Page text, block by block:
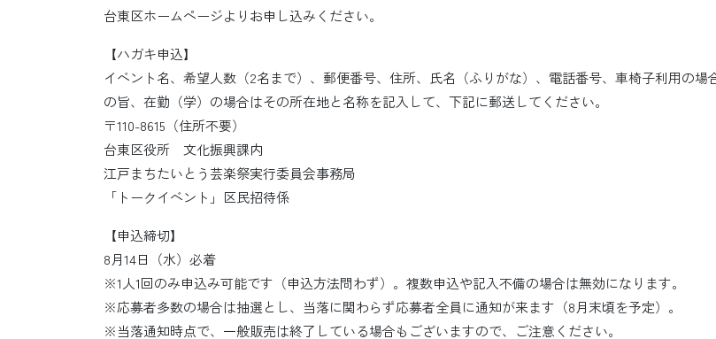
台東区ホームページよりお申し込みください。
【ハガキ申込】
イベント名、希望人数（2名まで）、郵便番号、住所、氏名（ふりがな）、電話番号、車椅子利用の場
の旨、在勤（学）の場合はその所在地と名称を記入して、下記に郵送してください。
〒110-8615（住所不要）
台東区役所 文化振興課内
江戸まちたいとう芸楽祭実行委員会事務局
「トークイベント」区民招待係
【申込締切】
8月14日（水）必着
※1人1回のみ申込み可能です（申込方法問わず）。複数申込や記入不備の場合は無効になります。
※応募者多数の場合は抽選とし、当落に関わらず応募者全員に通知が来ます（8月末頃を予定）。
※当落通知時点で、一般販売は終了している場合もございますので、ご注意ください。